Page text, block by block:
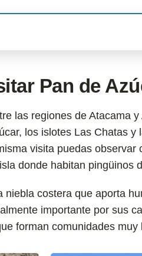
Pan de
las regiones de Atacama
los islotes Las Chatas y
visita puedas observar
donde habitan pingüinos
niebla costera que aporta
importante por sus
forman comunidades